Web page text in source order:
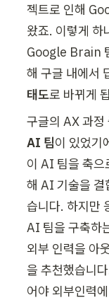
젝트로 인해
왔죠. 이렇게 하
Google Brain
해 구글 내에서
태도로 바뀌게
구글의 AX 과
AI 팀이 있었기
이 AI 팀을 축으
해 AI 기술을 결
습니다. 하지만
AI 팀을 구축하
외부 인력을 아
을 추천했습니
어야 외부인력